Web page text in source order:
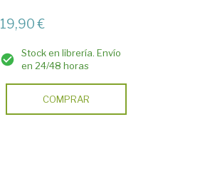
19,90 €
Stock en librería. Envío
en 24/48 horas
COMPRAR